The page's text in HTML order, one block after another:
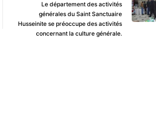
Le département des activités
générales du Saint Sanctuaire
Husseinite se préoccupe des activités
concernant la culture générale.